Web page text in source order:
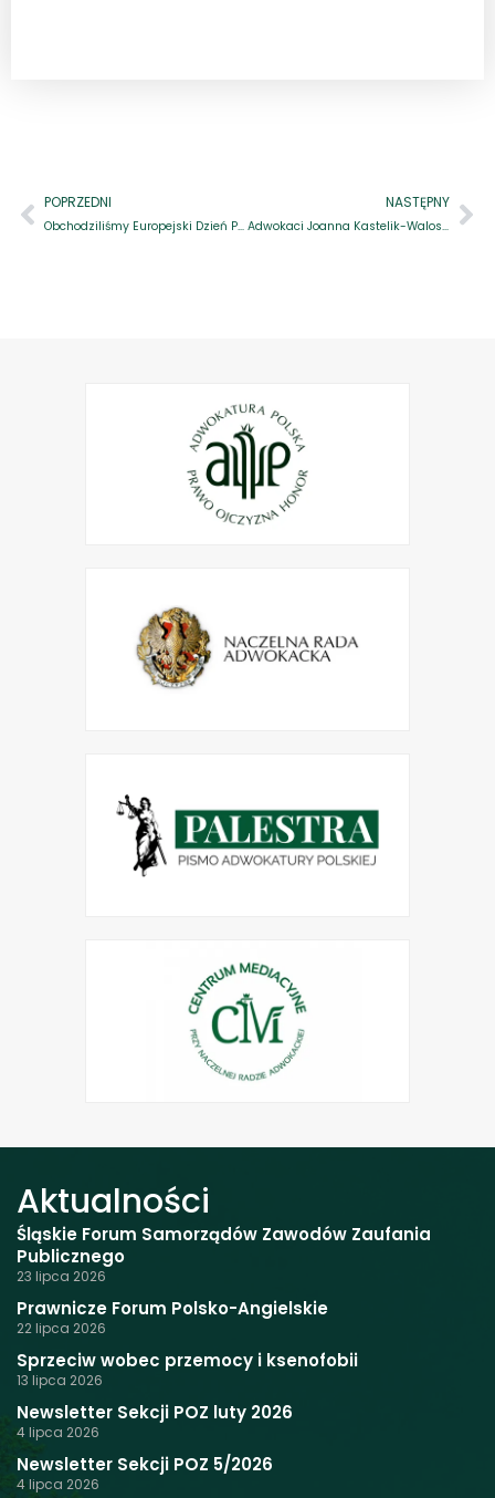
POPRZEDNI
Obchodziliśmy Europejski Dzień Prawnika
NASTĘPNY
Adwokaci Joanna Kastelik-Waloszek i Jakub Moczek w akcji „Adwokaci Rozjaśniają Prawo 2025 – Prawo vs. Hejt. Szkoła wolna od hejtu”
Aktualności
Śląskie Forum Samorządów Zawodów Zaufania
Publicznego
23 lipca 2026
Prawnicze Forum Polsko-Angielskie
22 lipca 2026
Sprzeciw wobec przemocy i ksenofobii
13 lipca 2026
Newsletter Sekcji POZ luty 2026
4 lipca 2026
Newsletter Sekcji POZ 5/2026
4 lipca 2026